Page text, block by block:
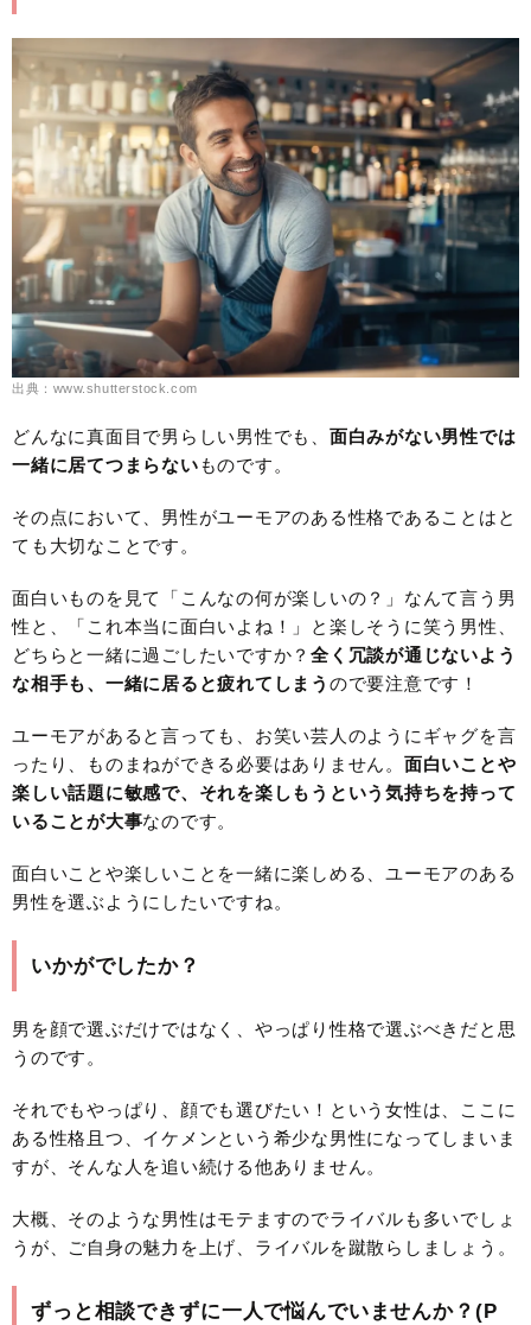
出典：www.shutterstock.com
どんなに真面目で男らしい男性でも、 面白みがない男性では
一緒に居てつまらないものです。
その点において、男性がユーモアのある性格であることはと
ても大切なことです。
面白いものを見て「こんなの何が楽しいの？」なんて言う男
性と、「これ本当に面白いよね！」と楽しそうに笑う男性、
どちらと一緒に過ごしたいですか？ 全く冗談が通じないよう
な相手も、一緒に居ると疲れてしまう ので要注意です！
ユーモアがあると言っても、お笑い芸人のようにギャグを言
ったり、ものまねができる必要はありません。 面白いことや
楽しい話題に敏感で、それを楽しもうという気持ちを持って
いることが大事なのです。
面白いことや楽しいことを一緒に楽しめる、ユーモアのある
男性を選ぶようにしたいですね。
いかがでしたか？
男を顔で選ぶだけではなく、やっぱり性格で選ぶべきだと思
うのです。
それでもやっぱり、顔でも選びたい！という女性は、ここに
ある性格且つ、イケメンという希少な男性になってしまいま
すが、そんな人を追い続ける他ありません。
大概、そのような男性はモテますのでライバルも多いでしょ
うが、ご自身の魅力を上げ、ライバルを蹴散らしましょう。
ずっと相談できずに一人で悩んでいませんか？(P